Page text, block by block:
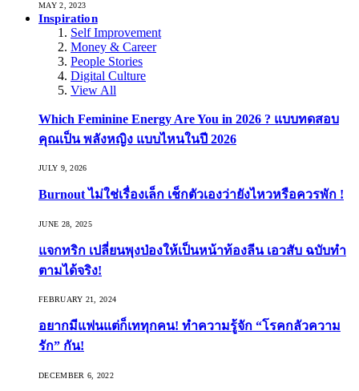
MAY 2, 2023
Inspiration
Self Improvement
Money & Career
People Stories
Digital Culture
View All
Which Feminine Energy Are You in 2026 ? แบบทดสอบ
คุณเป็น พลังหญิง แบบไหนในปี 2026
JULY 9, 2026
Burnout ไม่ใช่เรื่องเล็ก เช็กตัวเองว่ายังไหวหรือควรพัก !
JUNE 28, 2025
แจกทริก เปลี่ยนพุงป่องให้เป็นหน้าท้องลีน เอวสับ ฉบับทำ
ตามได้จริง!
FEBRUARY 21, 2024
อยากมีแฟนแต่ก็เททุกคน! ทำความรู้จัก “โรคกลัวความ
รัก” กัน!
DECEMBER 6, 2022